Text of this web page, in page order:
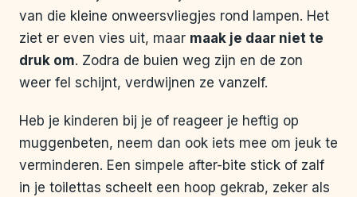
van die kleine onweersvliegjes rond lampen. Het
ziet er even vies uit, maar maak je daar niet te
druk om. Zodra de buien weg zijn en de zon
weer fel schijnt, verdwijnen ze vanzelf.
Heb je kinderen bij je of reageer je heftig op
muggenbeten, neem dan ook iets mee om jeuk te
verminderen. Een simpele after-bite stick of zalf
in je toilettas scheelt een hoop gekrab, zeker als